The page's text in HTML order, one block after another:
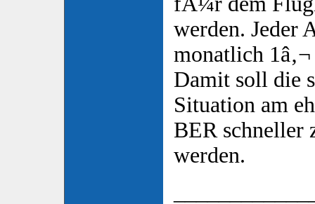
werden. Jeder
monatlich
Damit soll die
Situation am
BER schneller
werden.